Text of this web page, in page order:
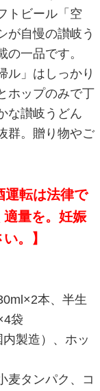
トビール「空
が自慢の讃岐う
一品です。
ル」はしっかり
ホップのみで丁
な讃岐うどん
群。贈り物やご
運転は法律で
量を。妊娠
。】
本、半生
袋
製造）、ホッ
麦タンパク、コ